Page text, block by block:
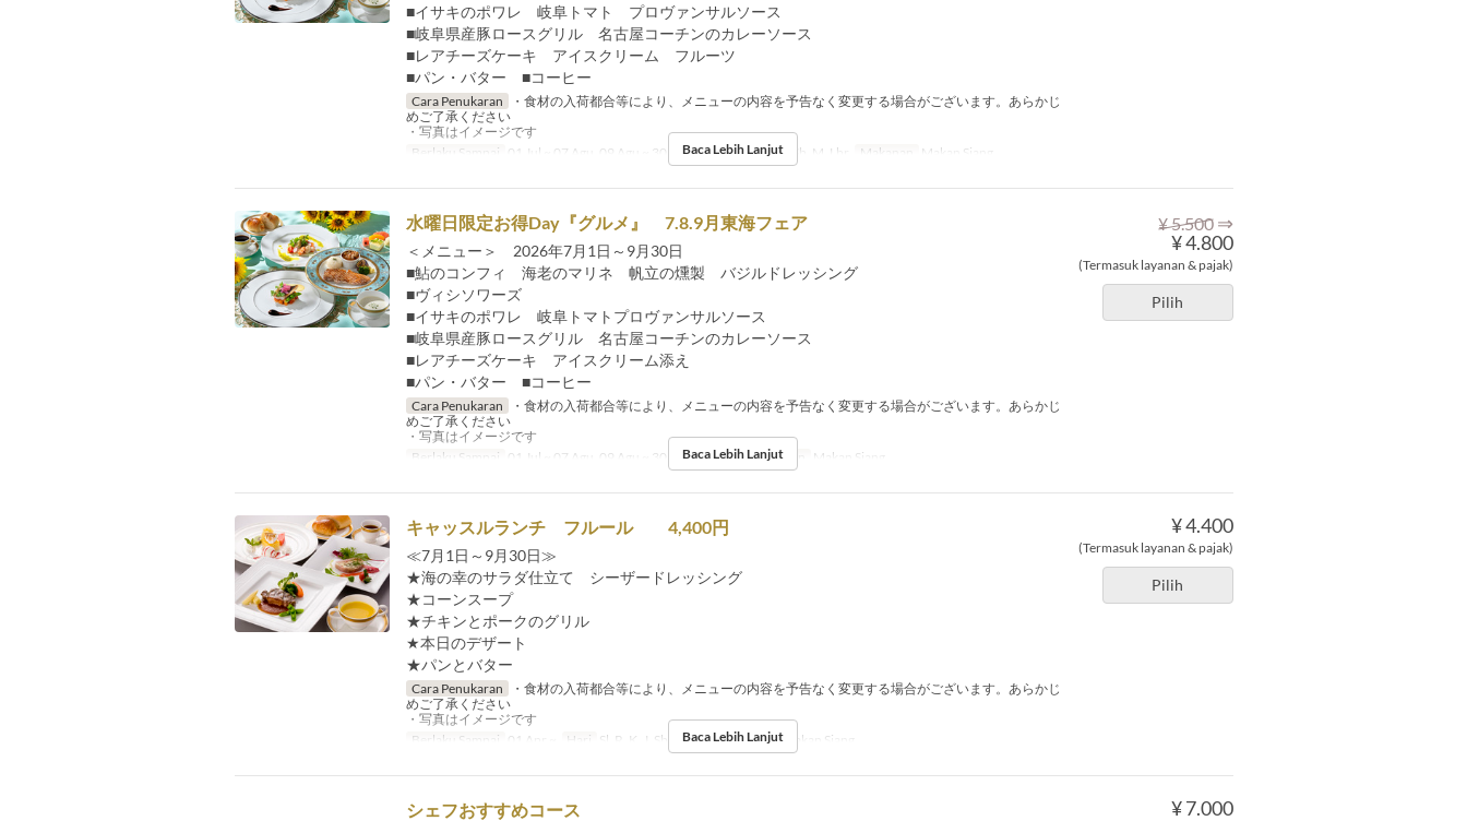
■イサキのポワレ 岐阜トマト プロヴァンサルソース
■岐阜県産豚ロースグリル 名古屋コーチンのカレーソース
■レアチーズケーキ アイスクリーム フルーツ
■パン・バター ■コーヒー
Cara Penukaran
・食材の入荷都合等により、メニューの内容を予告なく変更する場合がございます。あらかじ
めご了承ください
・写真はイメージです
Berlaku Sampai 01 Jul ~ 07 Agu, 09 Agu ~ 30 Sep Hari Sn, Sl, K, J, Sb, M, Lbr Makanan Makan Siang
Baca Lebih Lanjut
¥ 5.500 ⇒
¥ 4.800
(Termasuk layanan & pajak)
Pilih
水曜日限定お得Day『グルメ』 7.8.9月東海フェア
＜メニュー＞ 2026年7月1日～9月30日
■鮎のコンフィ 海老のマリネ 帆立の燻製 バジルドレッシング
■ヴィシソワーズ
■イサキのポワレ 岐阜トマトプロヴァンサルソース
■岐阜県産豚ロースグリル 名古屋コーチンのカレーソース
■レアチーズケーキ アイスクリーム添え
■パン・バター ■コーヒー
Cara Penukaran
・食材の入荷都合等により、メニューの内容を予告なく変更する場合がございます。あらかじ
めご了承ください
・写真はイメージです
Berlaku Sampai 01 Jul ~ 07 Agu, 09 Agu ~ 30 Sep Hari R Makanan Makan Siang
Baca Lebih Lanjut
¥ 4.400
(Termasuk layanan & pajak)
Pilih
キャッスルランチ フルール 4,400円
≪7月1日～9月30日≫
★海の幸のサラダ仕立て シーザードレッシング
★コーンスープ
★チキンとポークのグリル
★本日のデザート
★パンとバター
Cara Penukaran
・食材の入荷都合等により、メニューの内容を予告なく変更する場合がございます。あらかじ
めご了承ください
・写真はイメージです
Berlaku Sampai 01 Apr ~ Hari Sl, R, K, J, Sb, M, Lbr Makanan Makan Siang
Baca Lebih Lanjut
¥ 7.000
シェフおすすめコース